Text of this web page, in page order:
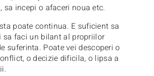
sa incepi o afaceri noua etc.
poate continua. E suficient sa
sa faci un bilant al propriilor
suferinta. Poate vei descoperi o
o decizie dificila, o lipsa a